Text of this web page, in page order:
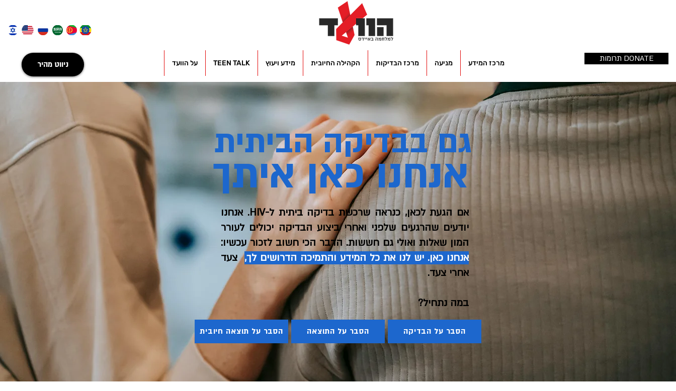
ניווט מהיר מרכז המידע מניעה מרכז הבדיקות הקהילה החיובית מידע ויעוץ TEEN TALK על הוועד תרומות DONATE
גם בבדיקה הביתית
אנחנו כאן איתך
אם הגעת לכאן, כנראה שרכשת בדיקה ביתית ל-HIV. אנחנו
יודעים שהרגעים שלפני ואחרי ביצוע הבדיקה יכולים לעורר
המון שאלות ואולי גם חששות. הדבר הכי חשוב לזכור עכשיו:
אנחנו כאן. יש לנו את כל המידע והתמיכה הדרושים לך, צעד
אחרי צעד.
במה נתחיל?
הסבר על תוצאה חיובית הסבר על התוצאה הסבר על הבדיקה